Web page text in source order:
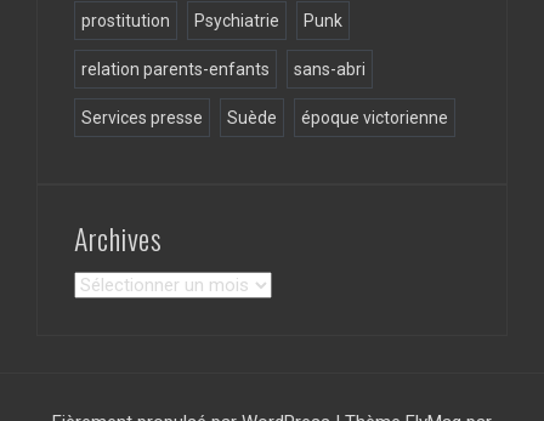
prostitution Psychiatrie Punk
relation parents-enfants sans-abri
Services presse Suède époque victorienne
Archives
Archives